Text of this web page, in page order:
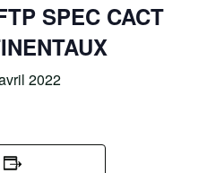
SPEC CACT
2022